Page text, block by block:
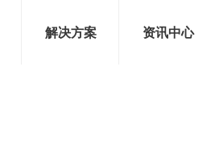
解决方案 资讯中心